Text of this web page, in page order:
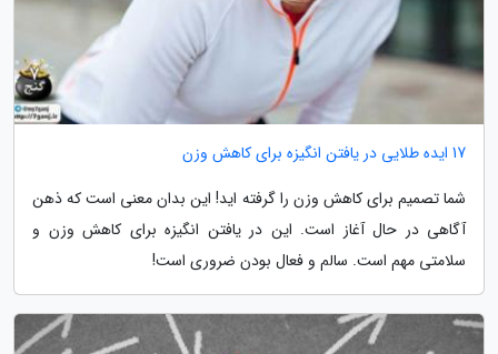
17 ایده طلایی در یافتن انگیزه برای کاهش وزن
شما تصمیم برای کاهش وزن را گرفته اید! این بدان معنی است که ذهن
آگاهی در حال آغاز است. این در یافتن انگیزه برای کاهش وزن و
سلامتی مهم است. سالم و فعال بودن ضروری است!